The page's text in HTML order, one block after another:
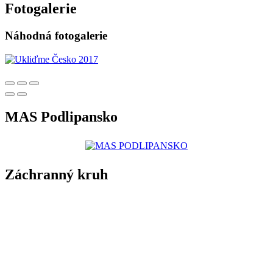
Fotogalerie
Náhodná fotogalerie
MAS Podlipansko
Záchranný kruh